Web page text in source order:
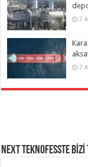
7
7
NEXT TEKNOFESSTE BİZİ